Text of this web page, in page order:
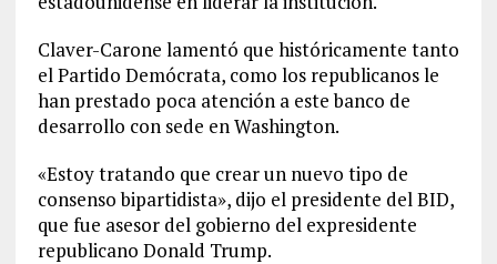
Claver-Carone lamentó que históricamente tanto
el Partido Demócrata, como los republicanos le
han prestado poca atención a este banco de
desarrollo con sede en Washington.
«Estoy tratando que crear un nuevo tipo de
consenso bipartidista», dijo el presidente del BID,
que fue asesor del gobierno del expresidente
republicano Donald Trump.